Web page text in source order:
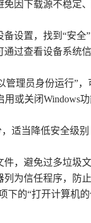
因下载源不稳
置，找到“安全
过查看设备系
理员身份运行”
或关闭Windows
适当降低安全级
，避免过多垃圾
为信任程序，防
的“打开计算机